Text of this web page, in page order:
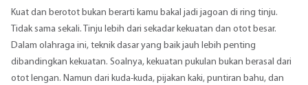
Kuat dan berotot bukan berarti kamu bakal jadi jagoan di ring tinju.
Tidak sama sekali. Tinju lebih dari sekadar kekuatan dan otot besar.
Dalam olahraga ini, teknik dasar yang baik jauh lebih penting
dibandingkan kekuatan. Soalnya, kekuatan pukulan bukan berasal dari
otot lengan. Namun dari kuda-kuda, pijakan kaki, puntiran bahu, dan